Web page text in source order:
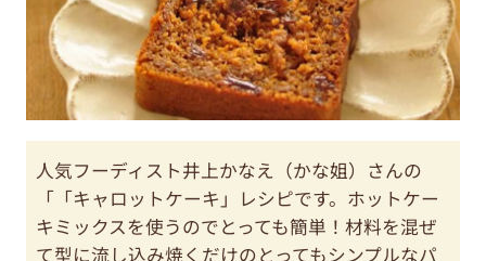
人気フーディスト井上かなえ（かな姐）さんの
「「キャロットケーキ」レシピです。ホットケー
キミックスを使うのでとっても簡単！材料を混ぜ
て型に流し込み焼くだけのとってもシンプルなパ